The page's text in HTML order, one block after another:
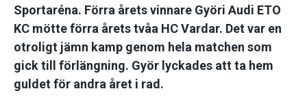
Sportaréna. Förra årets vinnare Györi Audi ETO
KC mötte förra årets tvåa HC Vardar. Det var en
otroligt jämn kamp genom hela matchen som
gick till förlängning. Györ lyckades att ta hem
guldet för andra året i rad.